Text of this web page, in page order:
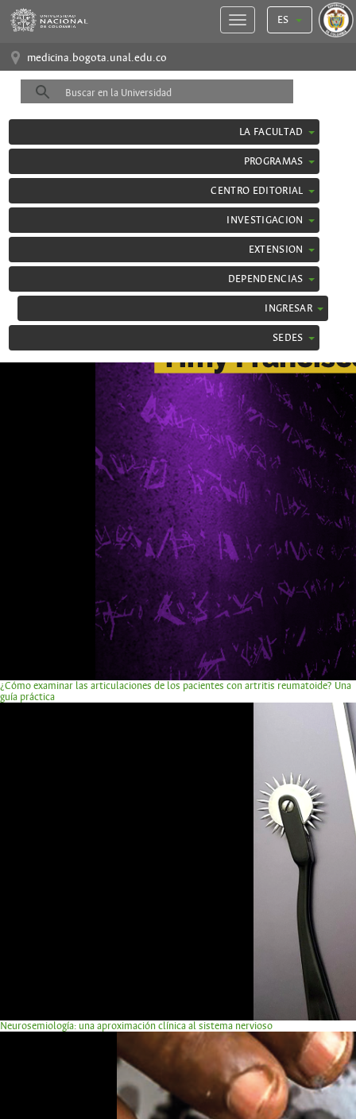
ES
medicina.bogota.unal.edu.co
LA FACULTAD
PROGRAMAS
CENTRO EDITORIAL
INVESTIGACION
EXTENSION
DEPENDENCIAS
INGRESAR
SEDES
¿Cómo examinar las articulaciones de los pacientes con artritis reumatoide? Una
guía práctica
Neurosemiología: una aproximación clínica al sistema nervioso